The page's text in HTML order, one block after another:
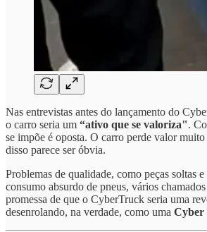
Nas entrevistas antes do lançamento do
o carro seria um “ativo que se valoriza".
se impõe é oposta. O carro perde valor
disso parece ser óbvia.
Problemas de qualidade, como peças soltas
consumo absurdo de pneus, vários
promessa de que o CyberTruck seria uma
desenrolando, na verdade, como uma Cyber